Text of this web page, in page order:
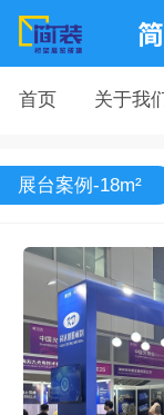
首页 关于我
展台案例-18m²